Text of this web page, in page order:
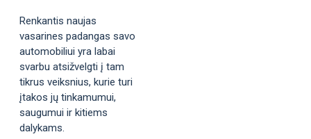
Renkantis naujas
vasarines padangas savo
automobiliui yra labai
svarbu atsižvelgti į tam
tikrus veiksnius, kurie turi
įtakos jų tinkamumui,
saugumui ir kitiems
dalykams.